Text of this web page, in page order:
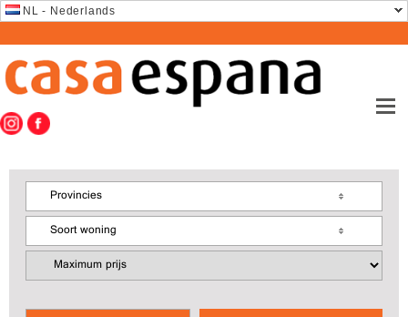
NL - Nederlands
Provincies
Soort woning